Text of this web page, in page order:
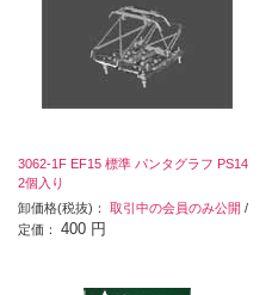
3062-1F EF15 標準 パンタグラフ PS14
2個入り
卸価格(税抜)： 取引中の会員のみ公開 /
定価： 400 円